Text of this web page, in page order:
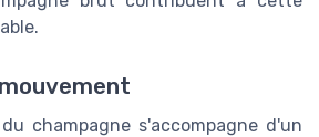
champagne s'accompagne d'un